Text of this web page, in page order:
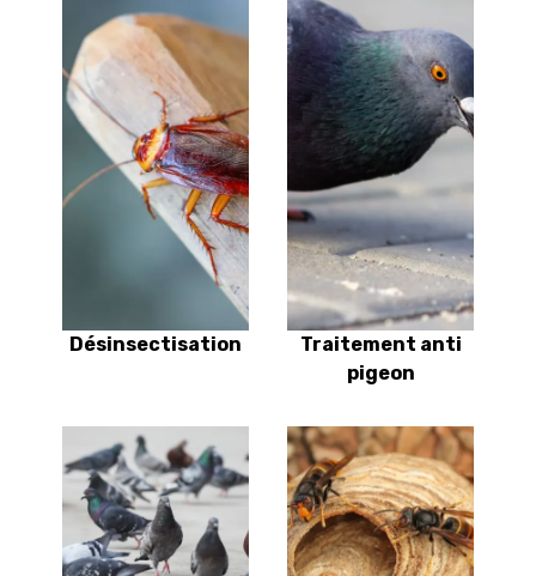
Désinsectisation
Traitement anti
pigeon